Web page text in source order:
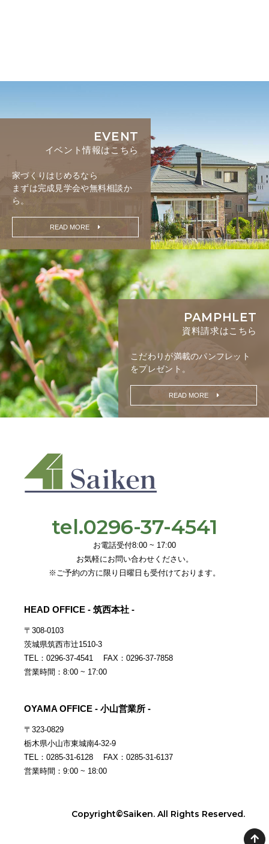
EVENT
イベント情報はこちら
家づくりはじめるなら
まずは完成見学会や無料相談か
ら。
READ MORE
PAMPHLET
資料請求はこちら
こだわりが満載のパンフレット
をプレゼント。
READ MORE
tel.0296-37-4541
お電話受付8:00 ~ 17:00
お気軽にお問い合わせください。
※ご予約の方に限り日曜日も受付けております。
HEAD OFFICE - 筑西本社 -
〒308-0103
茨城県筑西市辻1510-3
TEL：0296-37-4541 FAX：0296-37-7858
営業時間：8:00 ~ 17:00
OYAMA OFFICE - 小山営業所 -
〒323-0829
栃木県小山市東城南4-32-9
TEL：0285-31-6128 FAX：0285-31-6137
営業時間：9:00 ~ 18:00
Copyright©Saiken. All Rights Reserved.